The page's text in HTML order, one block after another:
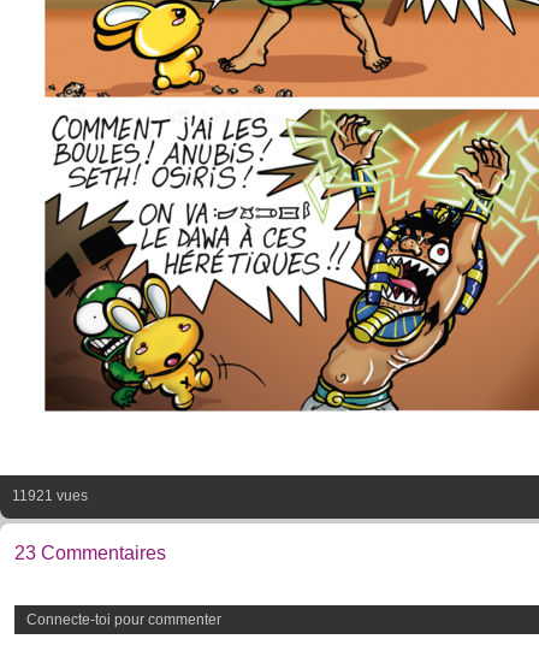
11921 vues
23 Commentaires
Connecte-toi pour commenter